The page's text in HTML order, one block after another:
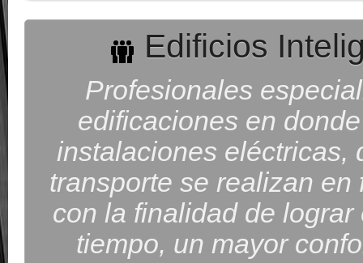
Edificios
Profesionales
edificaciones en
instalaciones eléctricas,
transporte se realizan
con la finalidad de
tiempo, un mayor